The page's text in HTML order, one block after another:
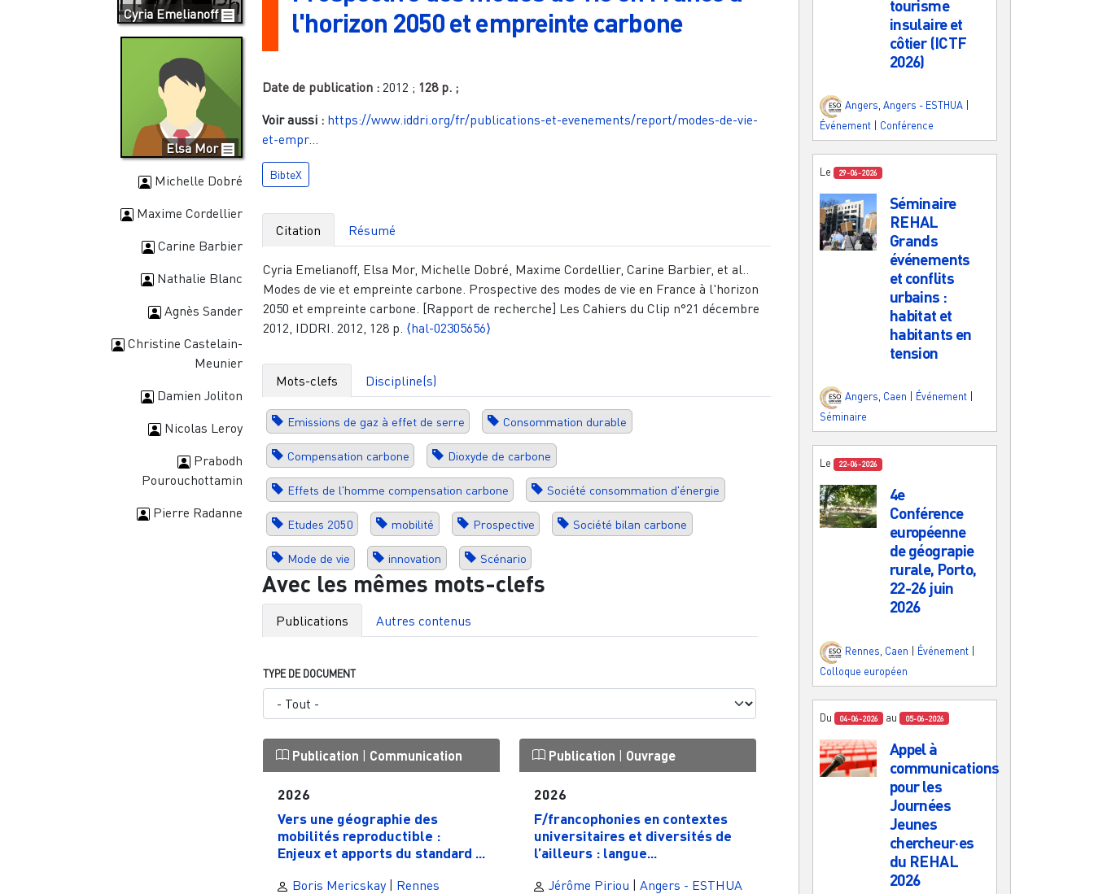
Cyria Emelianoff
Elsa Mor
Michelle Dobré
Maxime Cordellier
Carine Barbier
Nathalie Blanc
Agnès Sander
Christine Castelain-
Meunier
Damien Joliton
Nicolas Leroy
Prabodh
Pourouchottamin
Pierre Radanne
l'horizon 2050 et empreinte carbone
Date de publication : 2012 ; 128 p. ;
Voir aussi : https://www.iddri.org/fr/publications-et-evenements/report/modes-de-vie-
et-empr…
BibteX
Citation Résumé
Cyria Emelianoff, Elsa Mor, Michelle Dobré, Maxime Cordellier, Carine Barbier, et al..
Modes de vie et empreinte carbone. Prospective des modes de vie en France à l'horizon
2050 et empreinte carbone. [Rapport de recherche] Les Cahiers du Clip n°21 décembre
2012, IDDRI. 2012, 128 p. ⟨hal-02305656⟩
Mots-clefs Discipline(s)
Emissions de gaz à effet de serre Consommation durable
Compensation carbone Dioxyde de carbone
Effets de l'homme compensation carbone Société consommation d'énergie
Etudes 2050 mobilité Prospective Société bilan carbone
Mode de vie innovation Scénario
Avec les mêmes mots-clefs
Publications Autres contenus
TYPE DE DOCUMENT
Publication | Communication
2026
Vers une géographie des
mobilités reproductible :
Enjeux et apports du standard ...
Boris Mericskay | Rennes
Publication | Ouvrage
2026
F/francophonies en contextes
universitaires et diversités de
l’ailleurs : langue...
Jérôme Piriou |Angers - ESTHUA
tourisme
insulaire et
côtier (ICTF
2026)
Angers Angers - ESTHUA
Événement
Conférence
Le 29-06-2026
Séminaire
REHAL
Grands
événements
et conflits
urbains :
habitat et
habitants en
tension
Angers, Caen Événement
Séminaire
Le 22-06-2026
4e
Conférence
européenne
de géograpie
rurale, Porto,
22-26 juin
2026
Rennes Caen Événement
Colloque européen
Du 04-06-2026 au 05-06-2026
Appel à
communications
pour les
Journées
Jeunes
chercheur·es
du REHAL
2026